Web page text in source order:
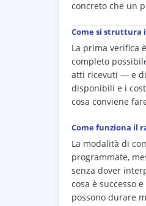
concreto che un
Come si struttura
La prima verifica
completo
atti ricevuti — e di
disponibili e i
cosa conviene
Come funziona il
La modalità di
programmate,
senza dover
cosa è successo
possono durare